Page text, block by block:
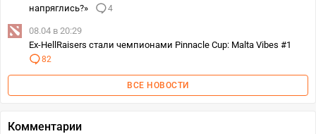
напряглись?»
4
08.04 в 20:29
Ex-HellRaisers стали чемпионами Pinnacle Cup: Malta Vibes #1
82
ВСЕ НОВОСТИ
Комментарии